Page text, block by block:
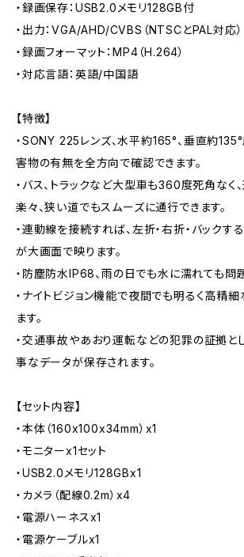
・録画保存：USB2.0メモリ128GB付
・出力：VGA/AHD/CVBS（NTSCとPAL対応）
・録画フォーマット：MP4（H.264）
・対応言語：英語/中国語
【特徴】
・SONY 225レンズ、水平約165°、垂直約
害物の有無を全方向で確認できます。
・バス、トラックなど大型車も360度死角なく
楽々、狭い道でもスムーズに通行できます。
・連動線を接続すれば、左折・右折・バックす
が大画面で映ります。
・防塵防水IP68、雨の日でも水に濡れても問
・ナイトビジョン機能で夜間でも明るく高精
ます。
・交通事故やあおり運転などの犯罪の証拠と
事なデータが保存されます。
【セット内容】
・本体（160x100x34mm）x1
・モニターx1セット
・USB2.0メモリ128GBx1
・カメラ（配線0.2m）x4
・電源ハーネスx1
・電源ケーブルx1